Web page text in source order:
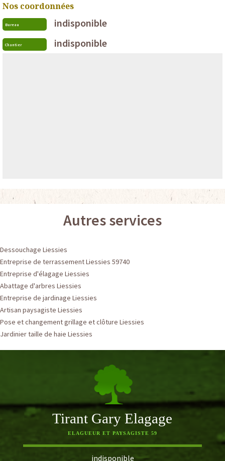
Nos coordonnées
Bureau indisponible
Chantier indisponible
Autres services
Dessouchage Liessies
Entreprise de terrassement Liessies 59740
Entreprise d'élagage Liessies
Abattage d'arbres Liessies
Entreprise de jardinage Liessies
Artisan paysagiste Liessies
Pose et changement grillage et clôture Liessies
Jardinier taille de haie Liessies
Tirant Gary Elagage
ELAGUEUR ET PAYSAGISTE 59
indisponible